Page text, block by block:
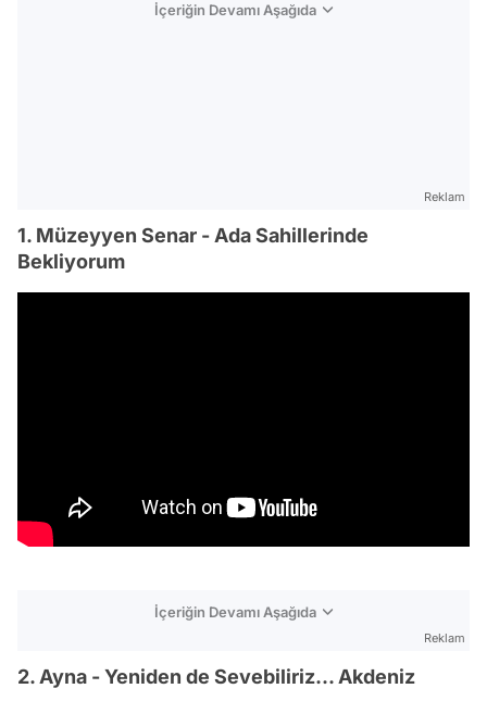
İçeriğin Devamı Aşağıda
Reklam
1. Müzeyyen Senar - Ada Sahillerinde
Bekliyorum
İçeriğin Devamı Aşağıda
Reklam
2. Ayna - Yeniden de Sevebiliriz... Akdeniz